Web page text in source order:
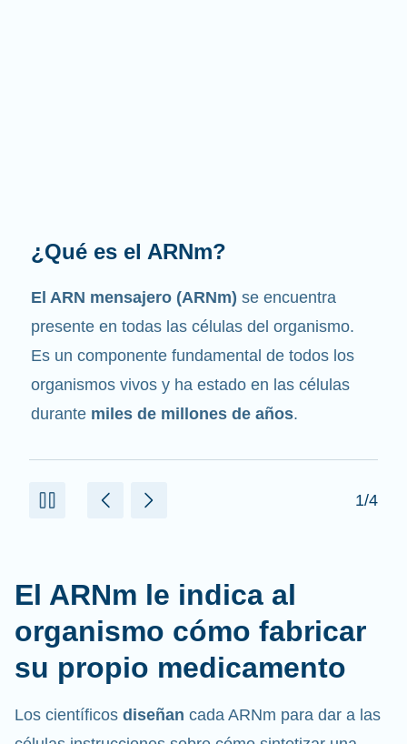
¿Cuál es la función que
Como su nombre indica, el ARNm es un
mensajero. Interactúa con otros componentes
de las células que ayudan a sintetizar las
proteínas.
2/4
El ARNm le indica al
organismo cómo fabricar
su propio medicamento
Los científicos diseñan cada ARNm para dar a las